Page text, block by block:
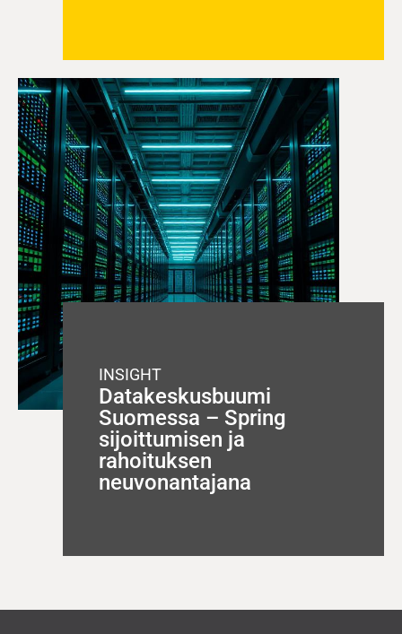
INSIGHT
Datakeskusbuumi
Suomessa – Spring
sijoittumisen ja
rahoituksen
neuvonantajana